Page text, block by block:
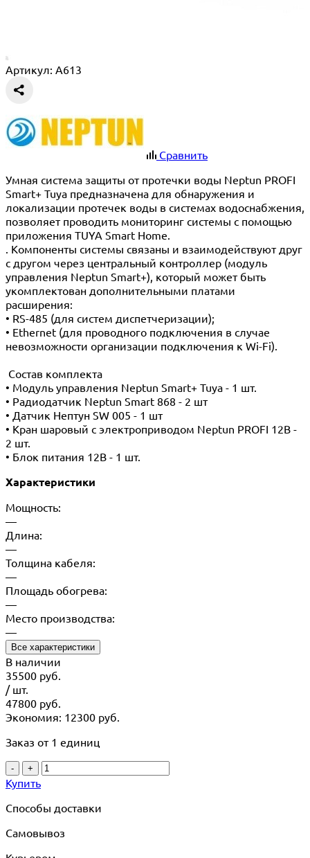
Артикул: A613
Сравнить
Умная система защиты от протечки воды Neptun PROFI
Smart+ Tuya предназначена для обнаружения и
локализации протечек воды в системах водоснабжения,
позволяет проводить мониторинг системы с помощью
приложения TUYA Smart Home.
. Компоненты системы связаны и взаимодействуют друг
с другом через центральный контроллер (модуль
управления Neptun Smart+), который может быть
укомплектован дополнительными платами
расширения:
• RS-485 (для систем диспетчеризации);
• Ethernet (для проводного подключения в случае
невозможности организации подключения к Wi-Fi).
Состав комплекта
• Модуль управления Neptun Smart+ Tuya - 1 шт.
• Радиодатчик Neptun Smart 868 - 2 шт
• Датчик Нептун SW 005 - 1 шт
• Кран шаровый с электроприводом Neptun PROFI 12В -
2 шт.
• Блок питания 12В - 1 шт.
Характеристики
Мощность:
—
Длина:
—
Толщина кабеля:
—
Площадь обогрева:
—
Место производства:
—
Все характеристики
В наличии
35500 руб.
/ шт.
47800 руб.
Экономия: 12300 руб.
Заказ от 1 единиц
- +
Купить
Способы доставки
Самовывоз